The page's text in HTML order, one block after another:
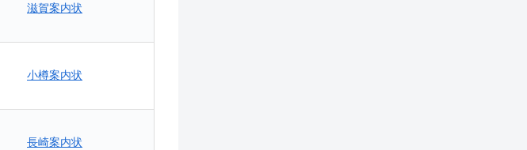
滋賀案内状
小樽案内状
長崎案内状